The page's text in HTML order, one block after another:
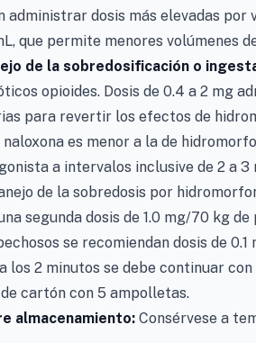
administrar dosis más elevadas
que permite menores volúmenes
de la sobredosificación o
opioides. Dosis de 0.4 a 2 mg
para revertir los efectos de
es menor a la de
a intervalos inclusive de 2 a 3
de la sobredosis por
segunda dosis de 1.0 mg/70 kg
se recomiendan dosis de
los 2 minutos se debe continuar
cartón con 5 ampolletas.
almacenamiento: Consérvese a